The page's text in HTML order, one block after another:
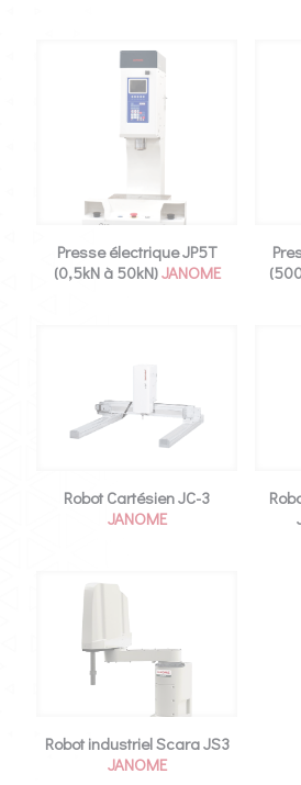
Presse électrique JP5T
(0,5kN à 50kN)JANOME
Robot Cartésien JC-3
JANOME
Robot industriel Scara JS3
JANOME